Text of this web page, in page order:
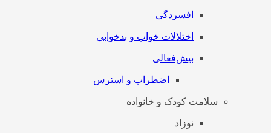
افسردگی
اختلالات خواب و بدخوابی
بیش‌فعالی
اضطراب و استرس
سلامت کودک و خانواده
نوزاد